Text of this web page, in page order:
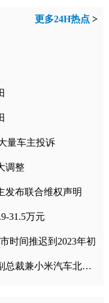
更多24H热点 >
量车主投诉
调整
发布联合维权声明
31.5万元
时间推迟到2023年初
小米集团任命于立国担任小米汽车副总裁兼小米汽车北京总部政委